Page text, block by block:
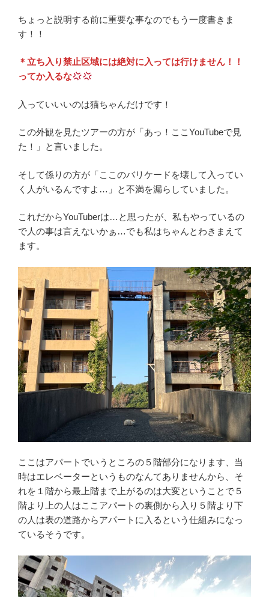
ちょっと説明する前に重要な事なのでもう一度書きま
す！！
＊立ち入り禁止区域には絶対に入っては行けません！！
ってか入るな
入っていいいのは猫ちゃんだけです！
この外観を見たツアーの方が「あっ！ここYouTubeで見
た！」と言いました。
そして係りの方が「ここのバリケードを壊して入ってい
く人がいるんですよ…」と不満を漏らしていました。
これだからYouTuberは…と思ったが、私もやっているの
で人の事は言えないかぁ…でも私はちゃんとわきまえて
ます。
ここはアパートでいうところの５階部分になります、当
時はエレベーターというものなんてありませんから、そ
れを１階から最上階まで上がるのは大変ということで５
階より上の人はここアパートの裏側から入り５階より下
の人は表の道路からアパートに入るという仕組みになっ
ているそうです。